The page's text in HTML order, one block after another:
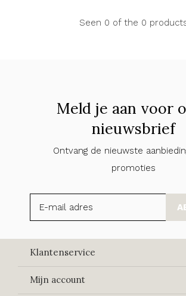
Seen 0 of the 0
Meld je aan voor
nieuwsbrief
Ontvang de nieuwste
promoties
Klantenservice
Mijn account